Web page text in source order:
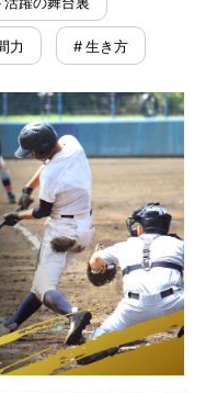
力 # 生き方